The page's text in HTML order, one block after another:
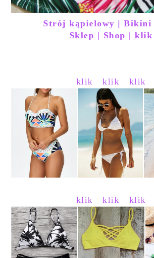
Strój kąpielowy |
Sklep | Shop | klik
klik klik klik
klik klik klik